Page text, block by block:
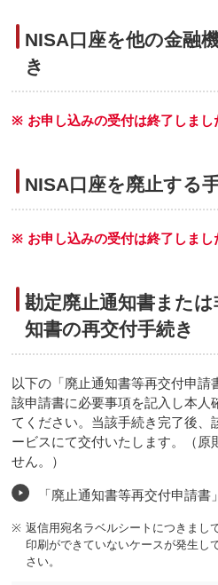
NISA口座を他の金融
き
※ お申し込みの受付は終了しまし
NISA口座を廃止する
※ お申し込みの受付は終了しまし
勘定廃止通知書また
知書の再交付手続き
以下の「廃止通知書等再交付申請
該申請書に必要事項を記入し本人
てください。当該手続き完了後、
ービスにて交付いたします。（原
せん。）
「廃止通知書等再交付申請書」
※ 返信用宛名ラベルシートにつきまし
印刷ができていないケースが発生し
さい。